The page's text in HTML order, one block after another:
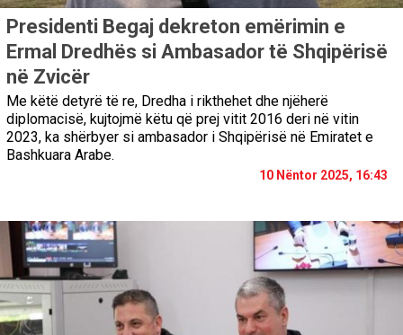
Presidenti Begaj dekreton emërimin e
Ermal Dredhës si Ambasador të Shqipërisë
në Zvicër
Me këtë detyrë të re, Dredha i rikthehet dhe njëherë
diplomacisë, kujtojmë këtu që prej vitit 2016 deri në vitin
2023, ka shërbyer si ambasador i Shqipërisë në Emiratet e
Bashkuara Arabe.
10 Nëntor 2025, 16:43